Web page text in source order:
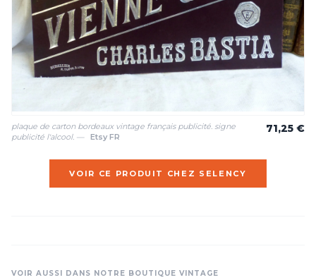
plaque de carton bordeaux vintage français publicité. signe
publicité l'alcool. —
Etsy FR
71,25 €
VOIR CE PRODUIT CHEZ SELENCY
VOIR AUSSI DANS NOTRE BOUTIQUE VINTAGE